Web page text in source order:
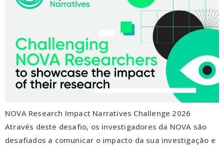
NOVA Research Impact Narratives Challenge 2026
Através deste desafio, os investigadores da NOVA são
desafiados a comunicar o impacto da sua investigação e